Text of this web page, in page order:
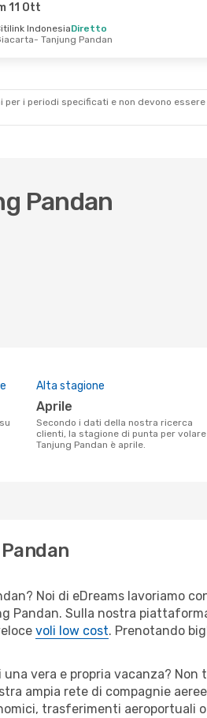
Tanjung Pandan
11 Ott
IndonesiaDiretto
- Tanjung Pandan
i periodi specificati e non devono
Pandan
Alta stagione
aprile
Secondo i dati della nostra ricerca
clienti, la stagione di punta per volare
Tanjung Pandan è aprile.
Noi di eDreams lavoriamo
Pandan. Sulla nostra
voli low cost. Prenotando
vera e propria vacanza?
ampia rete di compagnie
trasferimenti aeroportuali